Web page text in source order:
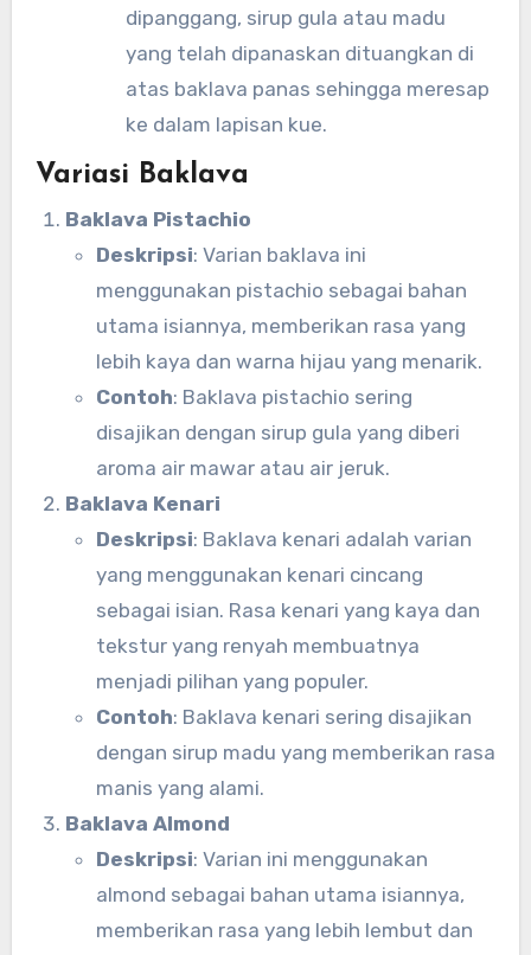
dipanggang, sirup gula atau madu
yang telah dipanaskan dituangkan di
atas baklava panas sehingga meresap
ke dalam lapisan kue.
Variasi Baklava
Baklava Pistachio
Deskripsi: Varian baklava ini
menggunakan pistachio sebagai bahan
utama isiannya, memberikan rasa yang
lebih kaya dan warna hijau yang menarik.
Contoh: Baklava pistachio sering
disajikan dengan sirup gula yang diberi
aroma air mawar atau air jeruk.
Baklava Kenari
Deskripsi: Baklava kenari adalah varian
yang menggunakan kenari cincang
sebagai isian. Rasa kenari yang kaya dan
tekstur yang renyah membuatnya
menjadi pilihan yang populer.
Contoh: Baklava kenari sering disajikan
dengan sirup madu yang memberikan rasa
manis yang alami.
Baklava Almond
Deskripsi: Varian ini menggunakan
almond sebagai bahan utama isiannya,
memberikan rasa yang lebih lembut dan